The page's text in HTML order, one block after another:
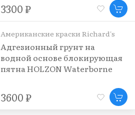
3300 ₽
Американские краски Richard's
Адгезионный грунт на
водной основе блокирующая
пятна HOLZON Waterborne
3600 ₽